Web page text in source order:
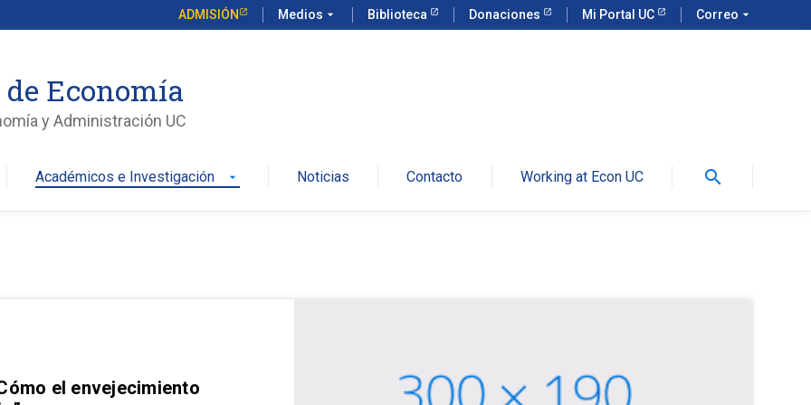
ADMISIÓN Medios arrow_drop_down Biblioteca Donaciones Mi Portal UC Correo arrow_drop_down
Economía
y Administración UC
Académicos e Investigación arrow_drop_down Noticias Contacto Working at Econ UC search
el envejecimiento